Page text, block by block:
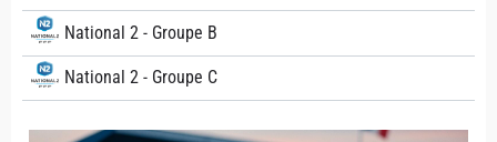
National 2 - Groupe B
National 2 - Groupe C